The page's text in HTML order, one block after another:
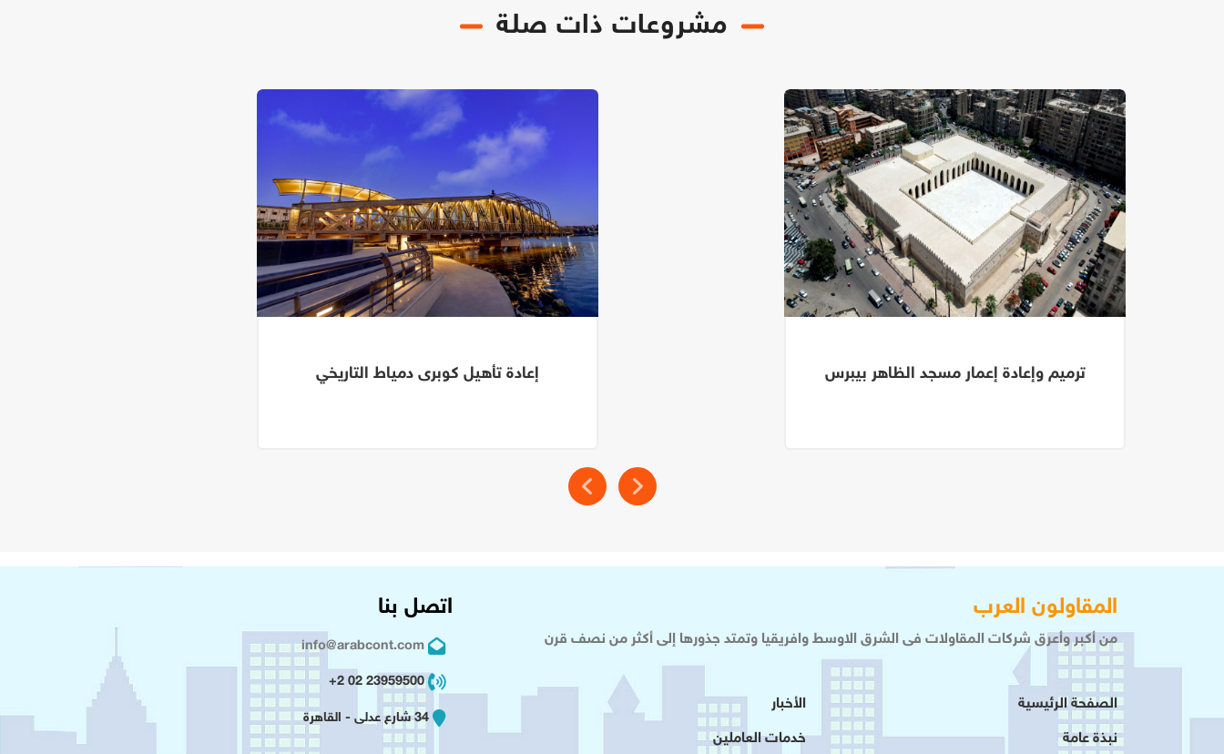
مشروعات ذات صلة
ترميم وإعادة إعمار مسجد الظاهر بيبرس إعادة تأهيل كوبرى دمياط التاريخي
المقاولون العرب
من أكبر وأعرق شركات المقاولات فى الشرق الاوسط وافريقيا وتمتد جذورها إلى أكثر من نصف قرن
الصفحة الرئيسية
نبذة عامة
الأخبار
خدمات العاملين
اتصل بنا
info@arabcont.com
23959500 02 2+
34 شارع عدلى - القاهرة